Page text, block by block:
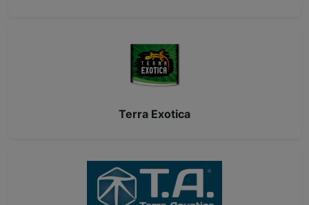
Terra Exotica